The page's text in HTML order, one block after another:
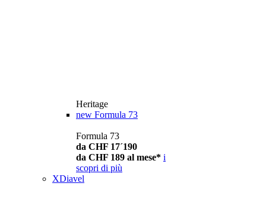
Heritage
new Formula 73
Formula 73
da CHF 17´190
da CHF 189 al mese* i
scopri di più
XDiavel